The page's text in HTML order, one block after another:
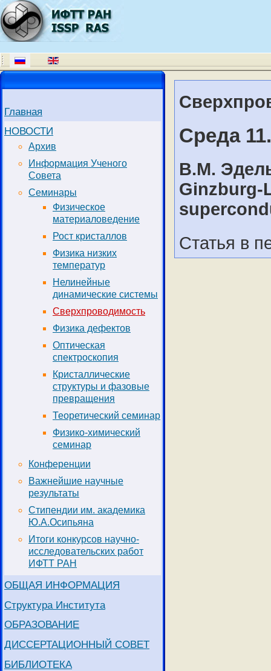
Главная
НОВОСТИ
Архив
Информация Ученого
Совета
Семинары
Физическое
материаловедение
Рост кристаллов
Физика низких
температур
Нелинейные
динамические системы
Сверхпроводимость
Физика дефектов
Оптическая
спектроскопия
Кристаллические
структуры и фазовые
превращения
Теоретический семинар
Физико-химический
семинар
Конференции
Важнейшие научные
результаты
Стипендии им. академика
Ю.А.Осипьяна
Итоги конкурсов научно-
исследовательских работ
ИФТТ РАН
ОБЩАЯ ИНФОРМАЦИЯ
Структура Института
ОБРАЗОВАНИЕ
ДИССЕРТАЦИОННЫЙ СОВЕТ
БИБЛИОТЕКА
Среда
В.М.
Ginzburg-
Статья в